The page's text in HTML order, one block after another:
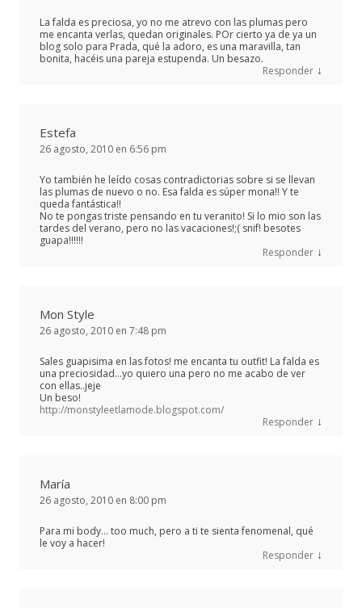
La falda es preciosa, yo no me atrevo con las plumas pero
me encanta verlas, quedan originales. POr cierto ya de ya un
blog solo para Prada, qué la adoro, es una maravilla, tan
bonita, hacéis una pareja estupenda. Un besazo.
Responder ↓
Estefa
26 agosto, 2010 en 6:56 pm
Yo también he leído cosas contradictorias sobre si se llevan
las plumas de nuevo o no. Esa falda es súper mona!! Y te
queda fantástica!!
No te pongas triste pensando en tu veranito! Si lo mio son las
tardes del verano, pero no las vacaciones!;( snif! besotes
guapa!!!!!!
Responder ↓
Mon Style
26 agosto, 2010 en 7:48 pm
Sales guapisima en las fotos! me encanta tu outfit! La falda es
una preciosidad…yo quiero una pero no me acabo de ver
con ellas..jeje
Un beso!
http://monstyleetlamode.blogspot.com/
Responder ↓
María
26 agosto, 2010 en 8:00 pm
Para mi body… too much, pero a ti te sienta fenomenal, qué
le voy a hacer!
Responder ↓